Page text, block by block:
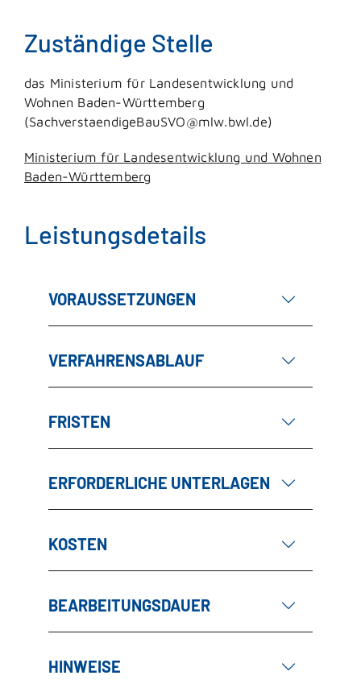
Zuständige Stelle
das Ministerium für Landesentwicklung und
Wohnen Baden-Württemberg
(SachverstaendigeBauSVO@mlw.bwl.de)
Ministerium für Landesentwicklung und Wohnen
Baden-Württemberg
Leistungsdetails
VORAUSSETZUNGEN
VERFAHRENSABLAUF
FRISTEN
ERFORDERLICHE UNTERLAGEN
KOSTEN
BEARBEITUNGSDAUER
HINWEISE